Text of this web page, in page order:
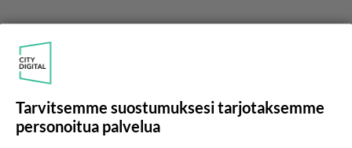
2026-03-26 12:16:35
Tarvitsemme suostumuksesi tarjotaksemme
personoitua palvelua